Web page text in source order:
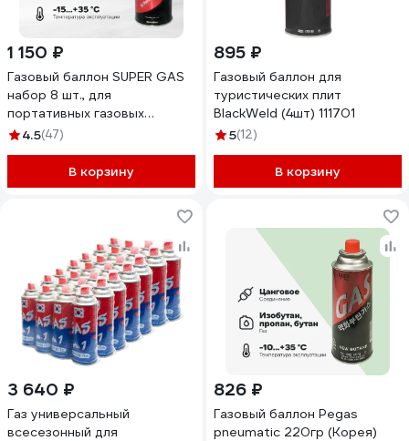
1 150 ₽
Газовый баллон SUPER GAS
набор 8 шт., для
портативных газовых
приборов, всесезонный,
арт. 2711139708
4.5(47)
В корзину
895 ₽
Газовый баллон для
туристических плит
BlackWeld (4шт) 111701
5(12)
В корзину
3 640 ₽
Газ универсальный
всесезонный для
826 ₽
Газовый баллон Pegas
pneumatic 220гр (Корея)